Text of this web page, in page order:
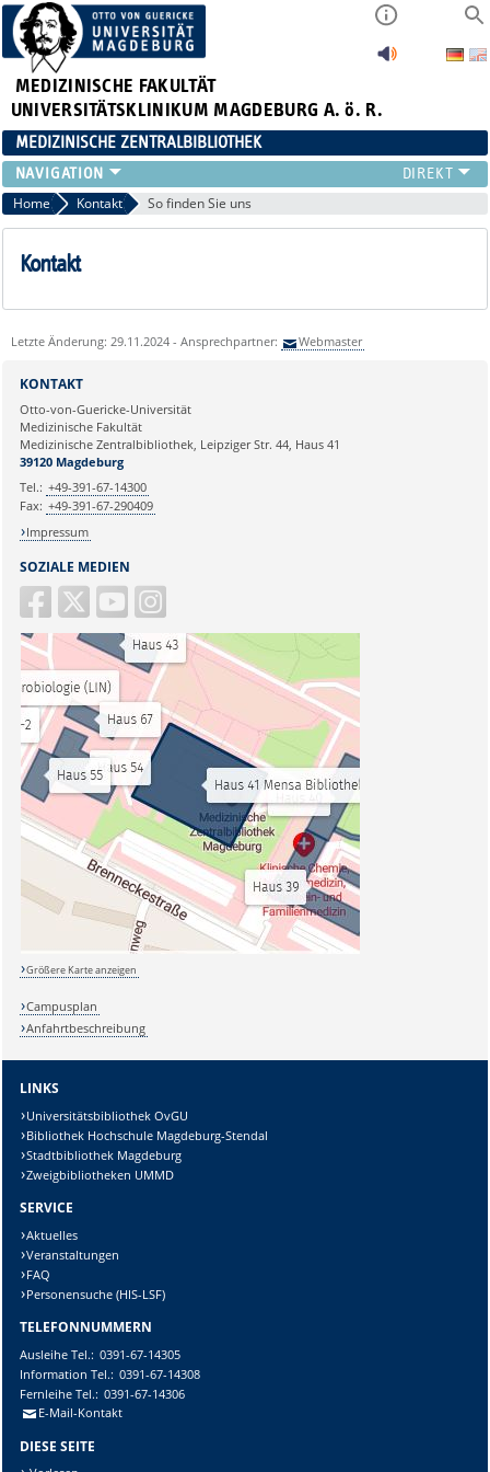
MEDIZINISCHE FAKULTÄT
UNIVERSITÄTSKLINIKUM MAGDEBURG A. ö. R.
MEDIZINISCHE ZENTRALBIBLIOTHEK
LITERATURSUCHE
SERVICE
INFORMATIONSKOMPETENZ
PUBLIZIEREN
NEU HIER?
Home Kontakt So finden Sie uns
Kontakt
Letzte Änderung: 29.11.2024 - Ansprechpartner: Webmaster
SOZIALE MEDIEN
KONTAKT
Otto-von-Guericke-Universität
Medizinische Fakultät
Medizinische Zentralbibliothek, Leipziger Str. 44, Haus 41
39120 Magdeburg
Tel.: +49-391-67-14300
Fax: +49-391-67-290409
Impressum
Größere Karte anzeigen
Campusplan
Anfahrtbeschreibung
LINKS
Universitätsbibliothek OvGU
Bibliothek Hochschule Magdeburg-Stendal
Stadtbibliothek Magdeburg
Zweigbibliotheken UMMD
SERVICE
Aktuelles
Veranstaltungen
FAQ
Personensuche (HIS-LSF)
TELEFONNUMMERN
AusleiheTel.: 0391-67-14305
Information Tel.: 0391-67-14308
FernleiheTel.: 0391-67-14306
E-Mail-Kontakt
DIESE SEITE